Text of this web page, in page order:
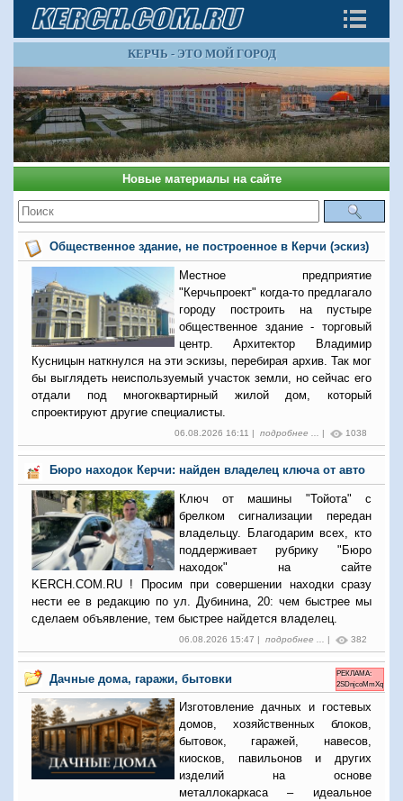
КЕРЧЬ - ЭТО МОЙ ГОРОД
Новые материалы на сайте
Общественное здание, не построенное в Керчи (эскиз)
Местное предприятие
"Керчьпроект" когда-то предлагало
городу построить на пустыре
общественное здание - торговый
центр. Архитектор Владимир
Кусницын наткнулся на эти эскизы, перебирая архив. Так мог
бы выглядеть неиспользуемый участок земли, но сейчас его
отдали под многоквартирный жилой дом, который
спроектируют другие специалисты.
06.08.2026 16:11 | подробнее ... | 1038
Бюро находок Керчи: найден владелец ключа от авто
Ключ от машины "Тойота" с
брелком сигнализации передан
владельцу. Благодарим всех, кто
поддерживает рубрику "Бюро
находок" на сайте
KERCH.COM.RU ! Просим при совершении находки сразу
нести ее в редакцию по ул. Дубинина, 20: чем быстрее мы
сделаем объявление, тем быстрее найдется владелец.
06.08.2026 15:47 | подробнее ... | 382
Дачные дома, гаражи, бытовки
РЕКЛАМА:
2SDnjcoMmXq
Изготовление дачных и гостевых
домов, хозяйственных блоков,
бытовок, гаражей, навесов,
киосков, павильонов и других
изделий на основе
металлокаркаса – идеальное